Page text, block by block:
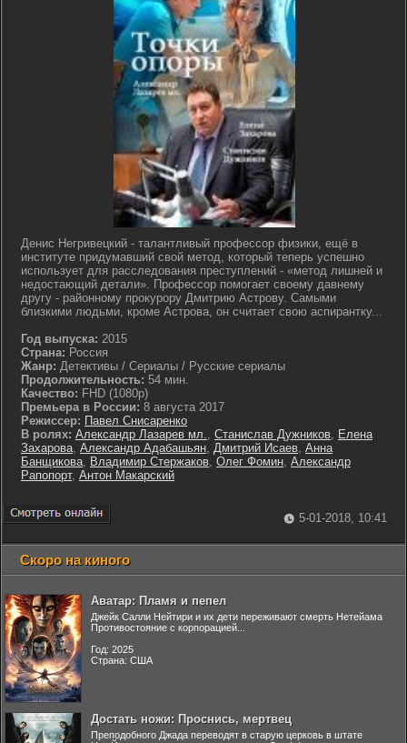
Денис Негривецкий - талантливый профессор физики, ещё в
институте придумавший свой метод, который теперь успешно
использует для расследования преступлений - «метод лишней и
недостающий детали». Профессор помогает своему давнему
другу - районному прокурору Дмитрию Астрову. Самыми
близкими людьми, кроме Астрова, он считает свою аспирантку...
Год выпуска: 2015
Страна: Россия
Жанр: Детективы / Сериалы / Русские сериалы
Продолжительность: 54 мин.
Качество: FHD (1080p)
Премьера в России: 8 августа 2017
Режиссер: Павел Снисаренко
В ролях: Александр Лазарев мл., Станислав Дужников, Елена
Захарова, Александр Адабашьян, Дмитрий Исаев, Анна
Банщикова, Владимир Стержаков, Олег Фомин, Александр
Рапопорт, Антон Макарский
5-01-2018, 10:41
Скоро на киного
Аватар: Пламя и пепел
Джейк Салли Нейтири и их дети переживают смерть Нетейама
Противостояние с корпорацией...
Год: 2025
Страна: США
Достать ножи: Проснись, мертвец
Преподобного Джада переводят в старую церковь в штате